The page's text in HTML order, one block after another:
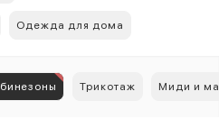
Одежда для дома
Трикотаж Миди и